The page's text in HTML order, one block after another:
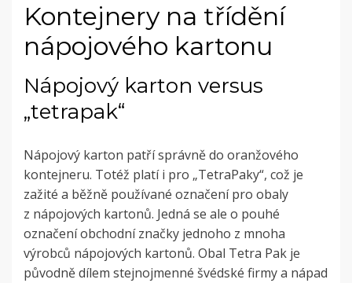
Kontejnery na třídění
nápojového kartonu
Nápojový karton versus
„tetrapak“
Nápojový karton patří správně do oranžového
kontejneru. Totéž platí i pro „TetraPaky“, což je
zažité a běžně používané označení pro obaly
z nápojových kartonů. Jedná se ale o pouhé
označení obchodní značky jednoho z mnoha
výrobců nápojových kartonů. Obal Tetra Pak je
původně dílem stejnojmenné švédské firmy a nápad